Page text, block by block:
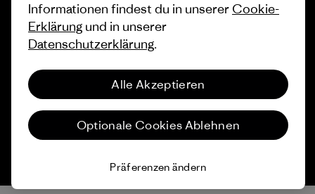
© 2026 Patagonia, Inc. All Rights Reserved.
Deutsch
Informationen findest du in unserer Cookie-
Erklärung und in unserer
Datenschutzerklärung.
Alle Akzeptieren
Optionale Cookies Ablehnen
Präferenzen ändern